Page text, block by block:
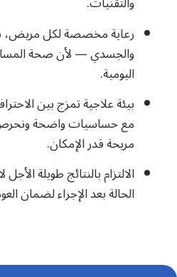
رعاية مخصصة لكل مريض،
والجسدي — لأن صحة
اليومية.
بيئة علاجية تمزج بين
مع حساسيات واضحة
مريحة قدر الإمكان.
الالتزام بالنتائج طويلة الأجل
الحالة بعد الإجراء لضمان